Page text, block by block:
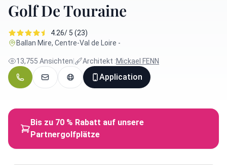
Golf De Touraine
4.26/ 5 (23)
Ballan Mire, Centre-Val de Loire -
13,755 Ansichten Architekt :Mickael FENN
Application
Bis zu 70 % Rabatt auf unsere
Partnergolfplätze